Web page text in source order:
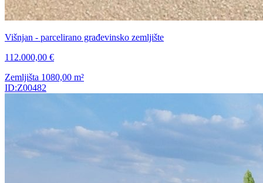
Višnjan - parcelirano građevinsko zemljište
112.000,00 €
Zemljišta 1080,00 m²
ID:Z00482